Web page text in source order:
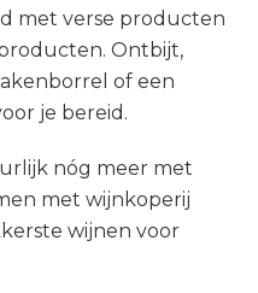
met verse producten
Ontbijt,
of een
je bereid.
nóg meer met
met wijnkoperij
wijnen voor